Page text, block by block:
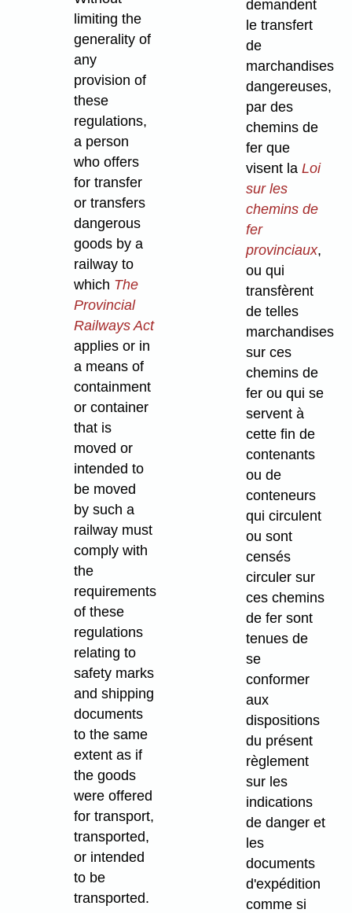
limiting the
generality of
any
provision of
these
regulations,
a person
who offers
for transfer
or transfers
dangerous
goods by a
railway to
which The
Provincial
Railways Act
applies or in
a means of
containment
or container
that is
moved or
intended to
be moved
by such a
railway must
comply with
the
requirements
of these
regulations
relating to
safety marks
and shipping
documents
to the same
extent as if
the goods
were offered
for transport,
transported,
or intended
to be
transported.
demandent
le transfert
de
marchandises
dangereuses,
par des
chemins de
fer que
visent la Loi
sur les
chemins de
fer
provinciaux,
ou qui
transfèrent
de telles
marchandises
sur ces
chemins de
fer ou qui se
servent à
cette fin de
contenants
ou de
conteneurs
qui circulent
ou sont
censés
circuler sur
ces chemins
de fer sont
tenues de
se
conformer
aux
dispositions
du présent
règlement
sur les
indications
de danger et
les
documents
d'expédition
comme si